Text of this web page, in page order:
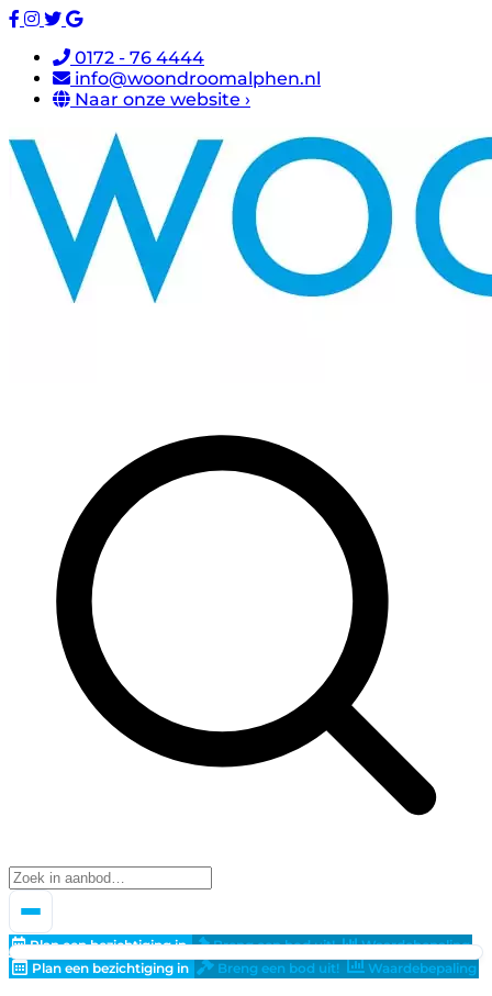
0172 - 76 4444
info@woondroomalphen.nl
Naar onze website ›
Plan een bezichtiging in Breng een bod uit!
Waardebepaling
Plan een bezichtiging in
Breng een bod uit! Waardebepaling